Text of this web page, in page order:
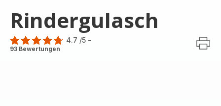
Rindergulasch
ratings.4.7
4.7 /5 -
93 Bewertungen